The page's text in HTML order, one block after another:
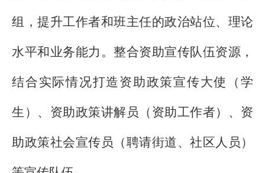
组，提升工作者和班主任的政治站位、理论
水平和业务能力。整合资助宣传队伍资源，
结合实际情况打造资助政策宣传大使（学
生）、资助政策讲解员（资助工作者）、资
助政策社会宣传员（聘请街道、社区人员）